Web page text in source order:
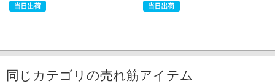
同じカテゴリの売れ筋アイテム